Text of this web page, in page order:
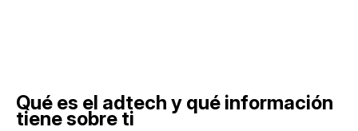
Qué es el adtech y qué información
tiene sobre ti